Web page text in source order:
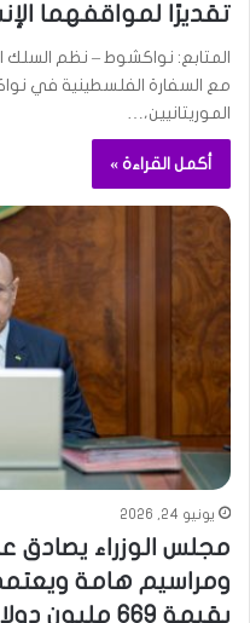
تقديرًا لمواقفهما
المتابع: نواكشوط – نظم السلك
مع السفارة الفلسطينية في
الموريتانيين،…
أكمل القراءة »
يونيو 24, 2026
مجلس الوزراء يصادق
ومراسيم هامة
بقيمة 669 مليون دولار